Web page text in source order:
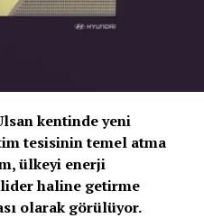
CITROEN E-
kentinde yeni
tesisinin temel atma
ülkeyi enerji
haline getirme
olarak görülüyor.